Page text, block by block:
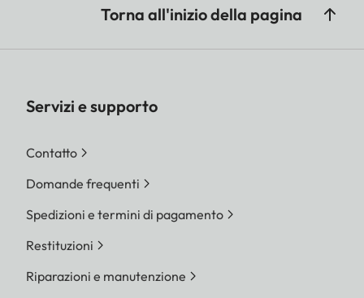
Torna all'inizio della pagina
Servizi e supporto
Contatto
Domande frequenti
Spedizioni e termini di pagamento
Restituzioni
Riparazioni e manutenzione